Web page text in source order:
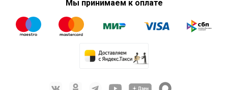
Мы принимаем к оплате